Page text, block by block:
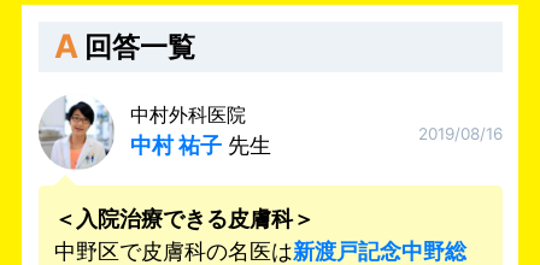
A 回答一覧
中村外科医院
中村 祐子 先生 2019/08/16
＜入院治療できる皮膚科＞
中野区で皮膚科の名医は新渡戸記念中野総